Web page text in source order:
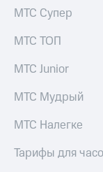
МТС Супер
МТС ТОП
МТС Junior
МТС Мудрый
МТС Налегке
Тарифы для